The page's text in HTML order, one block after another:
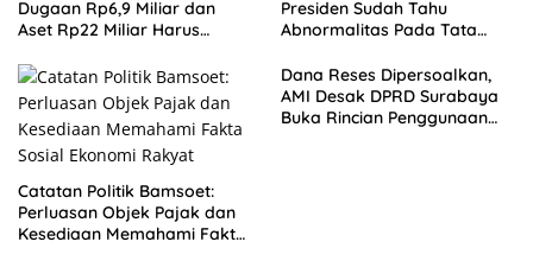
Dugaan Rp6,9 Miliar dan
Aset Rp22 Miliar Harus
Presiden Sudah Tahu
Abnormalitas Pada Tata
Catatan Politik Bamsoet:
Perluasan Objek Pajak dan
Kesediaan Memahami Fakta
Dana Reses Dipersoalkan,
AMI Desak DPRD Surabaya
Buka Rincian Penggunaan